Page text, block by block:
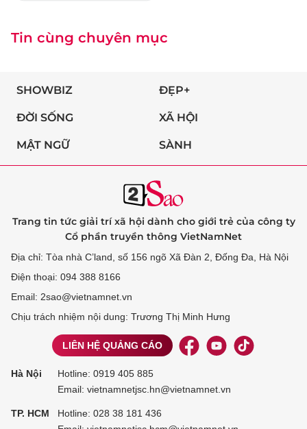
Tin cùng chuyên mục
SHOWBIZ ĐẸP+
ĐỜI SỐNG XÃ HỘI
MẬT NGỮ SÀNH
Trang tin tức giải trí xã hội dành cho giới trẻ của công ty
Cổ phần truyền thông VietNamNet
Địa chỉ: Tòa nhà C’land, số 156 ngõ Xã Đàn 2, Đống Đa, Hà Nội
Điện thoại: 094 388 8166
Email: 2sao@vietnamnet.vn
Chịu trách nhiệm nội dung: Trương Thị Minh Hưng
LIÊN HỆ QUẢNG CÁO
Hà Nội Hotline: 0919 405 885
Email: vietnamnetjsc.hn@vietnamnet.vn
TP. HCM Hotline: 028 38 181 436